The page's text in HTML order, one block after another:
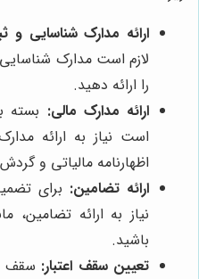
ارائه مدارک شناسایی و
لازم است مدارک
را ارائه دهید.
ارائه مدارک مالی: بسته
است نیاز به ارائه
اظهارنامه مالیاتی و
ارائه تضامین: برای
نیاز به ارائه تضامین،
باشید.
تعیین سقف اعتبار: سقف